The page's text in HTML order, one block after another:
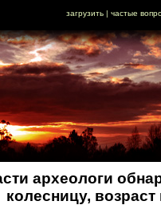
загрузить| частые
археологи
колесницу,